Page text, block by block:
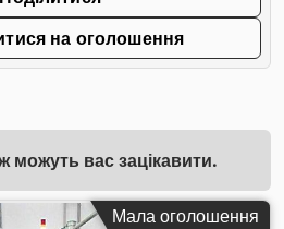
на оголошення
можуть вас зацікавити.
Мала оголошення